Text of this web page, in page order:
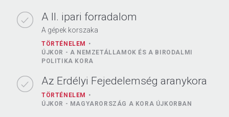
A II. ipari forradalom
A gépek korszaka
TÖRTÉNELEM
ÚJKOR - A NEMZETÁLLAMOK ÉS A BIRODALMI
POLITIKA KORA
Az Erdélyi Fejedelemség aranykora
TÖRTÉNELEM
ÚJKOR - MAGYARORSZÁG A KORA ÚJKORBAN